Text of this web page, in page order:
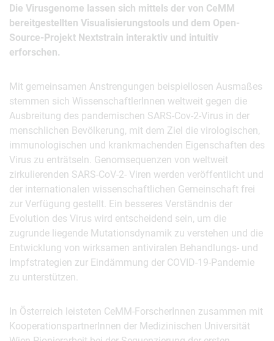
Die Virusgenome lassen sich mittels der von CeMM
bereitgestellten Visualisierungstools und dem Open-
Source-Projekt Nextstrain interaktiv und intuitiv
erforschen.
Mit gemeinsamen Anstrengungen beispiellosen Ausmaßes
stemmen sich WissenschaftlerInnen weltweit gegen die
Ausbreitung des pandemischen SARS-Cov-2-Virus in der
menschlichen Bevölkerung, mit dem Ziel die virologischen,
immunologischen und krankmachenden Eigenschaften des
Virus zu enträtseln. Genomsequenzen von weltweit
zirkulierenden SARS-CoV-2- Viren werden veröffentlicht und
der internationalen wissenschaftlichen Gemeinschaft frei
zur Verfügung gestellt. Ein besseres Verständnis der
Evolution des Virus wird entscheidend sein, um die
zugrunde liegende Mutationsdynamik zu verstehen und die
Entwicklung von wirksamen antiviralen Behandlungs- und
Impfstrategien zur Eindämmung der COVID-19-Pandemie
zu unterstützen.
In Österreich leisteten CeMM-ForscherInnen zusammen mit
KooperationspartnerInnen der Medizinischen Universität